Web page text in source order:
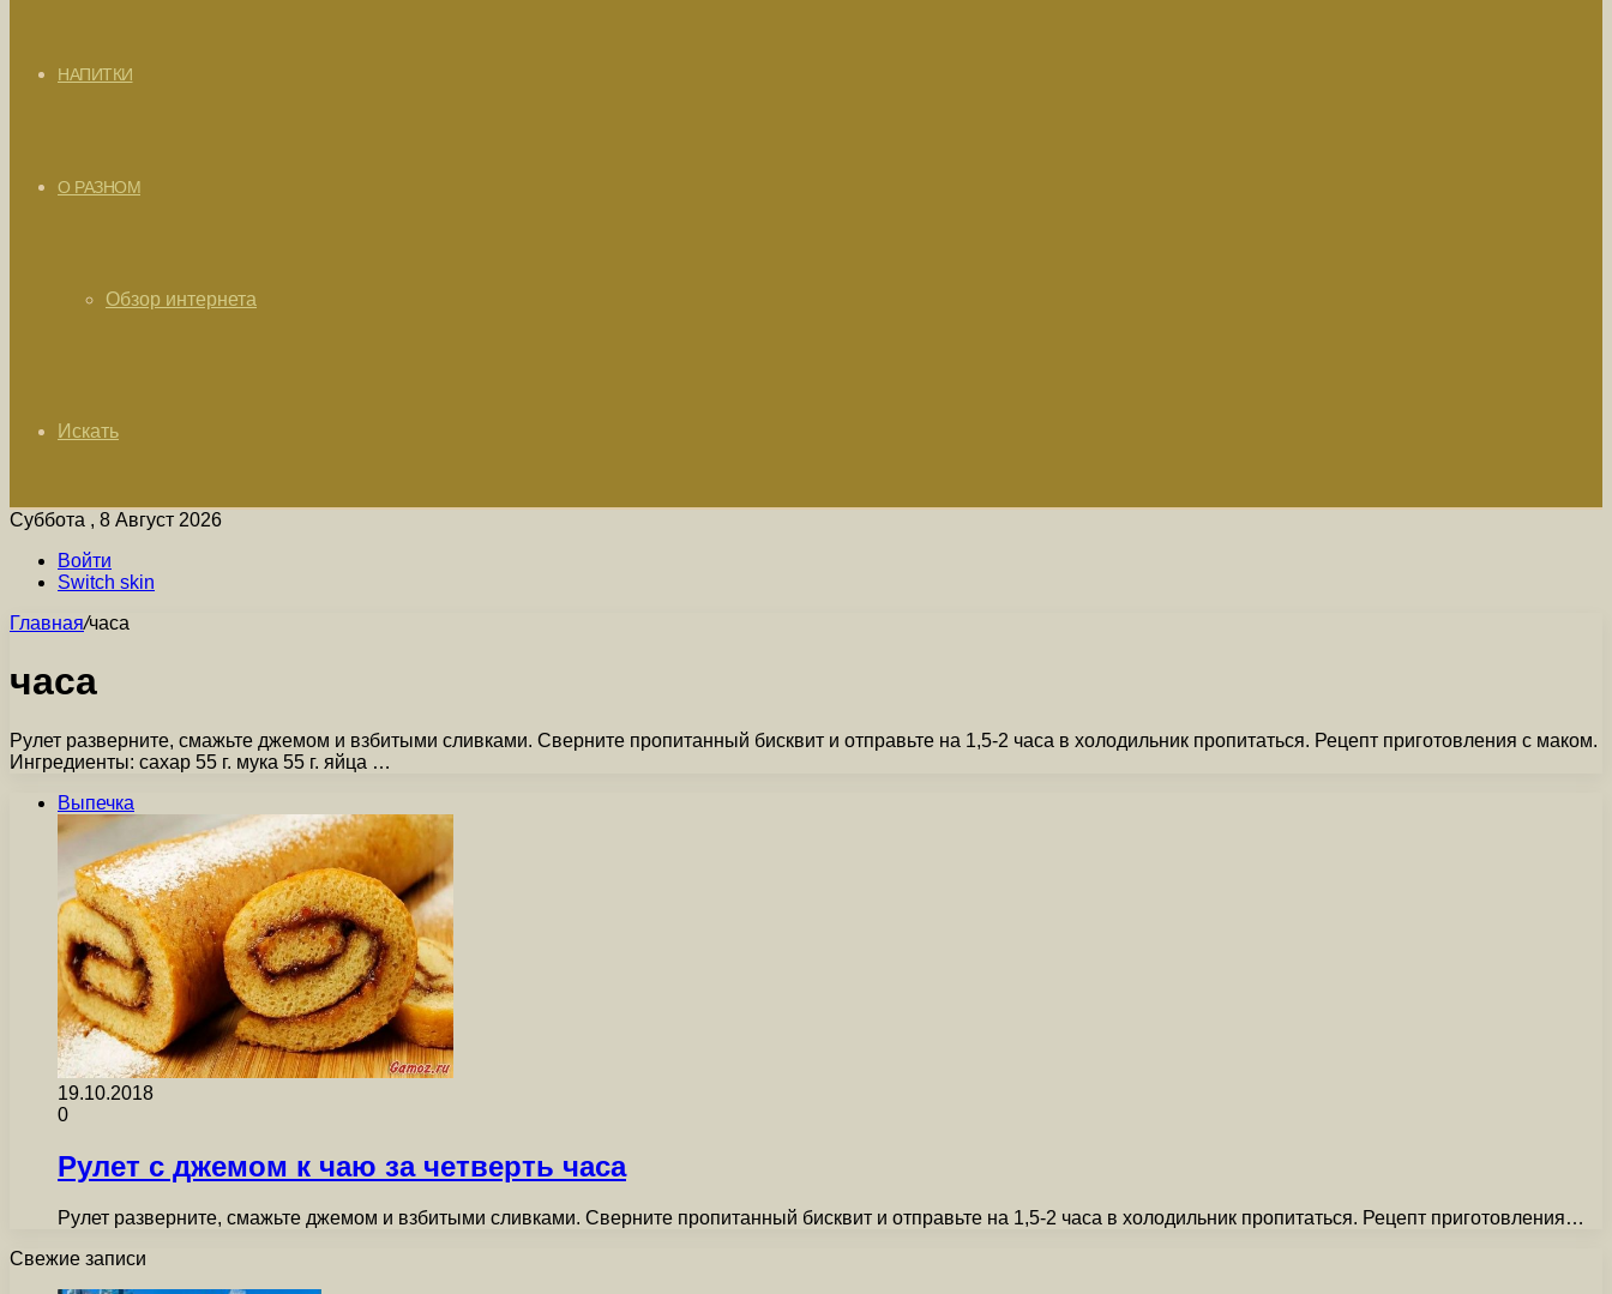
НАПИТКИ
О РАЗНОМ
Обзор интернета
Искать
Суббота , 8 Август 2026
Войти
Switch skin
Главная/часа
часа
Рулет разверните, смажьте джемом и взбитыми сливками. Сверните пропитанный бисквит и отправьте на 1,5-2 часа в холодильник пропитаться. Рецепт приготовления с маком.
Ингредиенты: сахар 55 г. мука 55 г. яйца …
Выпечка
19.10.2018
0
Рулет с джемом к чаю за четверть часа
Рулет разверните, смажьте джемом и взбитыми сливками. Сверните пропитанный бисквит и отправьте на 1,5-2 часа в холодильник пропитаться. Рецепт приготовления…
Свежие записи